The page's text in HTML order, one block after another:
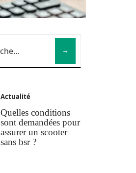
Actualité
Quelles conditions
sont demandées pour
assurer un scooter
sans bsr ?